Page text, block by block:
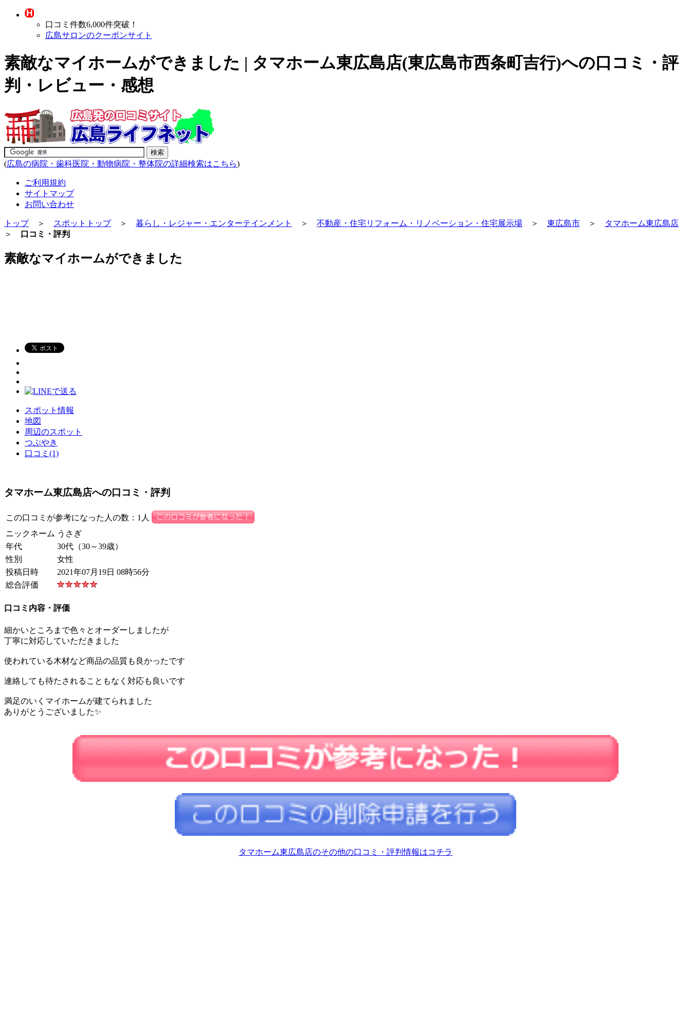
口コミ件数6,000件突破！
広島サロンのクーポンサイト
素敵なマイホームができました | タマホーム東広島店(東広島市西条町吉行)への口コミ・評
判・レビュー・感想
(広島の病院・歯科医院・動物病院・整体院の詳細検索はこちら)
ご利用規約
サイトマップ
お問い合わせ
トップ＞ スポットトップ＞ 暮らし・レジャー・エンターテインメント ＞ 不動産・住宅リフォーム・リノベーション・住宅展示場 ＞ 東広島市 ＞
タマホーム東広島店
＞
口コミ・評判
素敵なマイホームができました
スポット情報
地図
周辺のスポット
つぶやき
口コミ(1)
タマホーム東広島店への口コミ・評判
この口コミが参考になった人の数：1人
ニックネーム うさぎ
年代
30代（30～39歳）
性別
女性
投稿日時
2021年07月19日 08時56分
総合評価
口コミ内容・評価
細かいところまで色々とオーダーしましたが
丁寧に対応していただきました
使われている木材など商品の品質も良かったです
連絡しても待たされることもなく対応も良いです
満足のいくマイホームが建てられました
ありがとうございました✨
タマホーム東広島店のその他の口コミ・評判情報はコチラ